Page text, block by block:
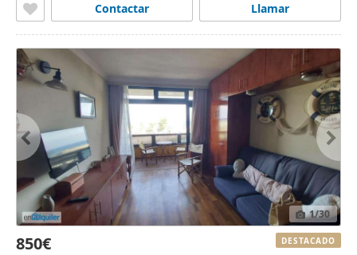
Llamar
Contactar
1/30
850€ DESTACADO